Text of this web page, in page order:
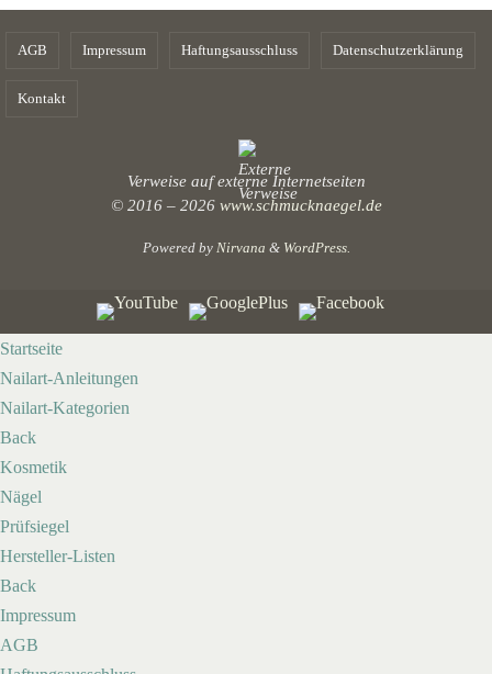
AGB Impressum Haftungsausschluss Datenschutzerklärung
Kontakt
Verweise auf externe Internetseiten
© 2016 – 2026 www.schmucknaegel.de
Powered by Nirvana & WordPress.
Startseite
Nailart-Anleitungen
Nailart-Kategorien
Back
Kosmetik
Nägel
Prüfsiegel
Hersteller-Listen
Back
Impressum
AGB